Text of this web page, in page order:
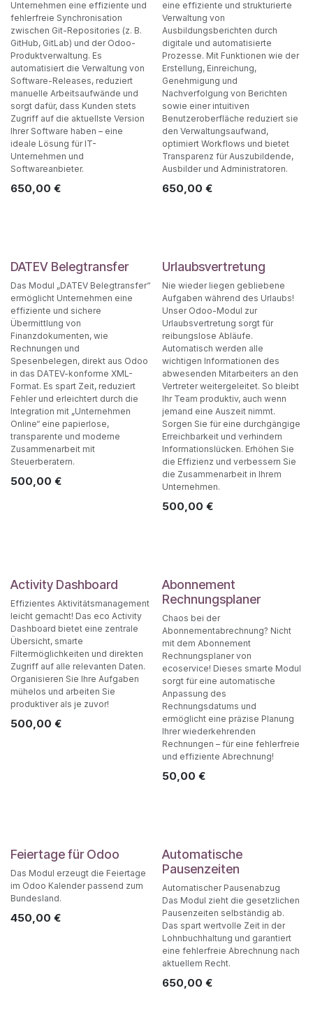
Unternehmen eine effiziente und
fehlerfreie Synchronisation
zwischen Git-Repositories (z. B.
GitHub, GitLab) und der Odoo-
Produktverwaltung. Es
automatisiert die Verwaltung von
Software-Releases, reduziert
manuelle Arbeitsaufwände und
sorgt dafür, dass Kunden stets
Zugriff auf die aktuellste Version
Ihrer Software haben – eine
ideale Lösung für IT-
Unternehmen und
Softwareanbieter.
650,00 €
eine effiziente und strukturierte
Verwaltung von
Ausbildungsberichten durch
digitale und automatisierte
Prozesse. Mit Funktionen wie der
Erstellung, Einreichung,
Genehmigung und
Nachverfolgung von Berichten
sowie einer intuitiven
Benutzeroberfläche reduziert sie
den Verwaltungsaufwand,
optimiert Workflows und bietet
Transparenz für Auszubildende,
Ausbilder und Administratoren.
650,00 €
DATEV Belegtransfer
Das Modul „DATEV Belegtransfer“
ermöglicht Unternehmen eine
effiziente und sichere
Übermittlung von
Finanzdokumenten, wie
Rechnungen und
Spesenbelegen, direkt aus Odoo
in das DATEV-konforme XML-
Format. Es spart Zeit, reduziert
Fehler und erleichtert durch die
Integration mit „Unternehmen
Online“ eine papierlose,
transparente und moderne
Zusammenarbeit mit
Steuerberatern.
500,00 €
Urlaubsvertretung
Nie wieder liegen gebliebene
Aufgaben während des Urlaubs!
Unser Odoo-Modul zur
Urlaubsvertretung sorgt für
reibungslose Abläufe.
Automatisch werden alle
wichtigen Informationen des
abwesenden Mitarbeiters an den
Vertreter weitergeleitet. So bleibt
Ihr Team produktiv, auch wenn
jemand eine Auszeit nimmt.
Sorgen Sie für eine durchgängige
Erreichbarkeit und verhindern
Informationslücken. Erhöhen Sie
die Effizienz und verbessern Sie
die Zusammenarbeit in Ihrem
Unternehmen.
500,00 €
Activity Dashboard
Effizientes Aktivitätsmanagement
leicht gemacht! Das eco Activity
Dashboard bietet eine zentrale
Übersicht, smarte
Filtermöglichkeiten und direkten
Zugriff auf alle relevanten Daten.
Organisieren Sie Ihre Aufgaben
mühelos und arbeiten Sie
produktiver als je zuvor!
500,00 €
Abonnement
Rechnungsplaner
Chaos bei der
Abonnementabrechnung? Nicht
mit dem Abonnement
Rechnungsplaner von
ecoservice! Dieses smarte Modul
sorgt für eine automatische
Anpassung des
Rechnungsdatums und
ermöglicht eine präzise Planung
Ihrer wiederkehrenden
Rechnungen – für eine fehlerfreie
und effiziente Abrechnung!
50,00 €
Feiertage für Odoo
Das Modul erzeugt die Feiertage
im Odoo Kalender passend zum
Bundesland.
450,00 €
Automatische
Pausenzeiten
Automatischer Pausenabzug
Das Modul zieht die gesetzlichen
Pausenzeiten selbständig ab.
Das spart wertvolle Zeit in der
Lohnbuchhaltung und garantiert
eine fehlerfreie Abrechnung nach
aktuellem Recht.
650,00 €